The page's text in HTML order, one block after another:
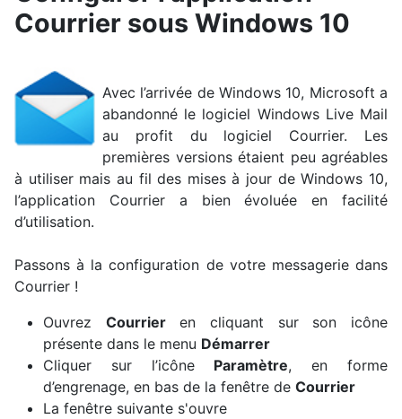
Courrier sous Windows 10
Avec l’arrivée de Windows 10, Microsoft a
abandonné le logiciel Windows Live Mail
au profit du logiciel Courrier. Les
premières versions étaient peu agréables
à utiliser mais au fil des mises à jour de Windows 10,
l’application Courrier a bien évoluée en facilité
d’utilisation.
Passons à la configuration de votre messagerie dans
Courrier !
Ouvrez Courrieren cliquant sur son icône
présente dans le menu Démarrer
Cliquer sur l’icône Paramètre, en forme
d’engrenage, en bas de la fenêtre de Courrier
La fenêtre suivante s'ouvre